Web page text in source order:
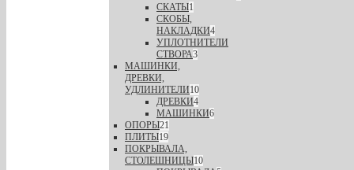
СКАТЫ1
СКОБЫ,
НАКЛАДКИ4
УПЛОТНИТЕЛИ
СТВОРА3
МАШИНКИ,
ДРЕВКИ,
УДЛИНИТЕЛИ10
ДРЕВКИ4
МАШИНКИ6
ОПОРЫ21
ПЛИТЫ19
ПОКРЫВАЛА,
СТОЛЕШНИЦЫ10